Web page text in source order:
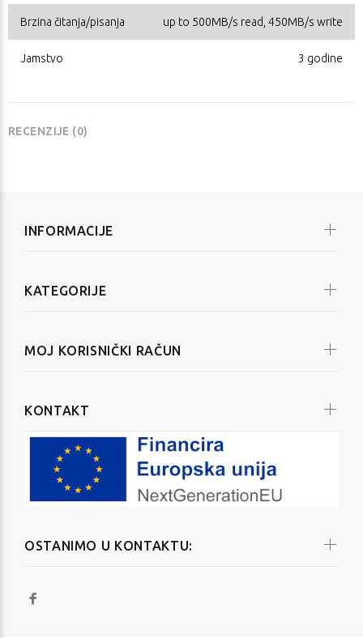
Brzina čitanja/pisanja up to 500MB/s read, 450MB/s write
Jamstvo 3 godine
RECENZIJE (0)
OSTANIMO U KONTAKTU:
INFORMACIJE
KATEGORIJE
MOJ KORISNIČKI RAČUN
KONTAKT